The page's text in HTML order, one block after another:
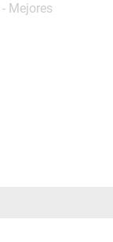
- Mejores